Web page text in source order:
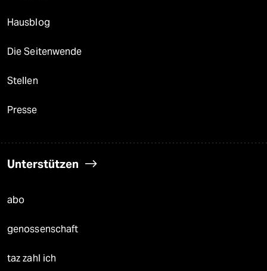
Hausblog
Die Seitenwende
Stellen
Presse
Unterstützen
abo
genossenschaft
taz zahl ich